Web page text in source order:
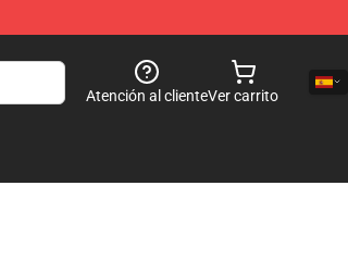
Atención al clienteVer carrito